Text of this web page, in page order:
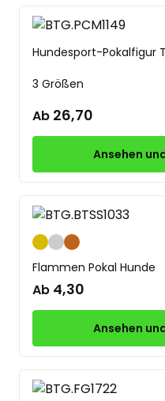
Hundesport-Pokalfigur
3 Größen
Ab 26,70
Ansehen
GoldSilberBronze
Flammen Pokal Hunde
Ab 4,30
Ansehen